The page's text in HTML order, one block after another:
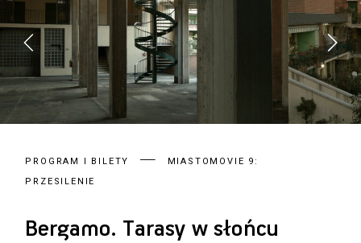
PROGRAM I BILETY
MIASTOMOVIE 9:
PRZESILENIE
Bergamo. Tarasy w słońcu